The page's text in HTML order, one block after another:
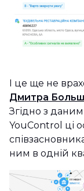
І це ще не
Дмитра
Згідно з
YouControl ці
ним в одній